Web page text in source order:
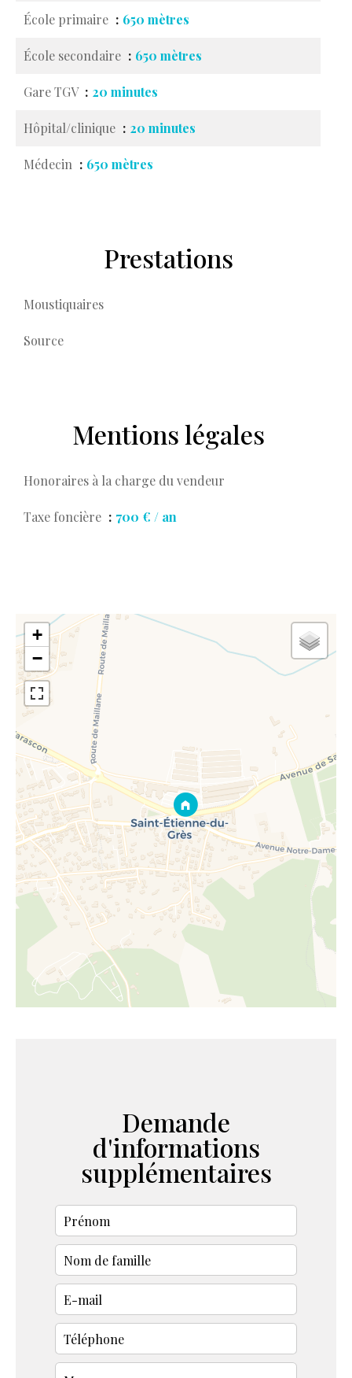
École primaire 650 mètres
École secondaire 650 mètres
Gare TGV 20 minutes
Hôpital/clinique 20 minutes
Médecin 650 mètres
Prestations
Moustiquaires
Source
Mentions légales
Honoraires à la charge du vendeur
Taxe foncière 700 € / an
+
−
Demande
d'informations
supplémentaires